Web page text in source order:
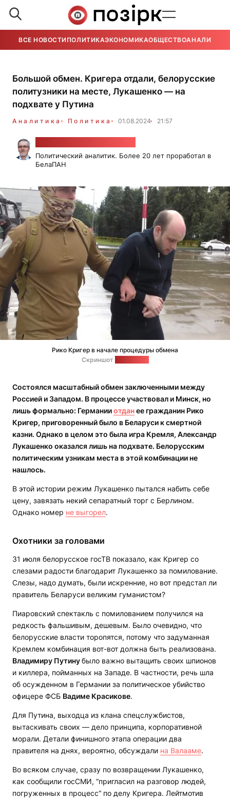
ВСЕ НОВОСТИ ПОЛИТИКАЭКОНОМИКАОБЩЕСТВОАНАЛИТИКА
Большой обмен. Кригера отдали, белорусские
политузники на месте, Лукашенко — на
подхвате у Путина
Аналитика Политика 01.08.2024 21:57
Политический аналитик. Более 20 лет проработал в
БелаПАН
Рико Кригер в начале процедуры обмена
Скриншот
Состоялся масштабный обмен заключенными между
Россией и Западом. В процессе участвовал и Минск, но
лишь формально: Германииотданее гражданин Рико
Кригер, приговоренный было в Беларуси к смертной
казни. Однако в целом это была игра Кремля, Александр
Лукашенко оказался лишь на подхвате. Белорусским
политическим узникам места в этой комбинации не
нашлось.
В этой истории режим Лукашенко пытался набить себе
цену, завязать некий сепаратный торг с Берлином.
Однако номер не выгорел.
Охотники за головами
31 июля белорусское госТВ показало, как Кригер со
слезами радости благодарит Лукашенко за помилование.
Слезы, надо думать, были искренние, но вот предстал ли
правитель Беларуси великим гуманистом?
Пиаровский спектакль с помилованием получился на
редкость фальшивым, дешевым. Было очевидно, что
белорусские власти торопятся, потому что задуманная
Кремлем комбинация вот-вот должна быть реализована.
Владимиру Путинубыло важно вытащить своих шпионов
и киллера, пойманных на Западе. В частности, речь шла
об осужденном в Германии за политическое убийство
офицере ФСБ Вадиме Красикове.
Для Путина, выходца из клана спецслужбистов,
вытаскивать своих — дело принципа, корпоративной
морали. Детали финишного этапа операции два
правителя на днях, вероятно, обсуждали на Валааме.
Во всяком случае, сразу по возвращении Лукашенко,
как сообщили госСМИ, “пригласил на разговор людей,
погруженных в процесс“ по делу Кригера. Лейтмотив